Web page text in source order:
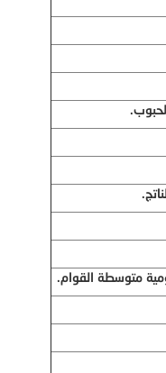
متوسطة القوام.